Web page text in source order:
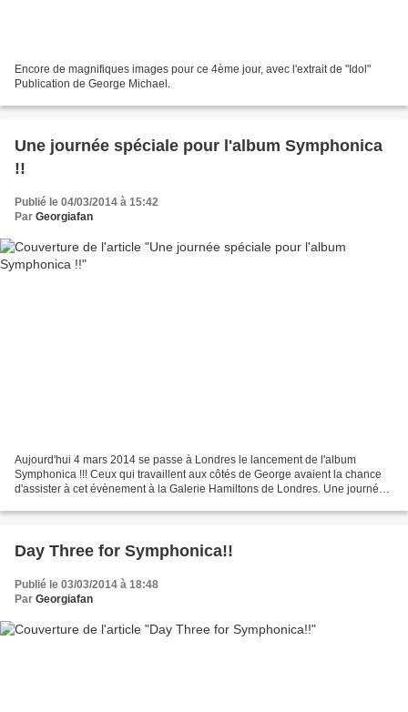
Encore de magnifiques images pour ce 4ème jour, avec l'extrait de "Idol"
Publication de George Michael.
Une journée spéciale pour l'album Symphonica
!!
Publié le 04/03/2014 à 15:42
Par Georgiafan
Aujourd'hui 4 mars 2014 se passe à Londres le lancement de l'album
Symphonica !!! Ceux qui travaillent aux côtés de George avaient la chance
d'assister à cet évènement à la Galerie Hamiltons de Londres. Une journée
Day Three for Symphonica!!
Publié le 03/03/2014 à 18:48
Par Georgiafan